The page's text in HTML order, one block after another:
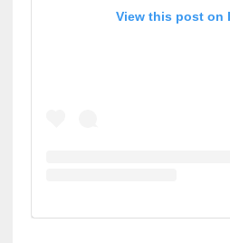
View this post on